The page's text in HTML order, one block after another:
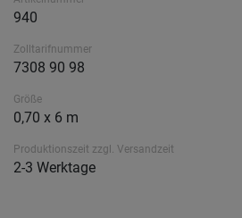
940
Zolltarifnummer
7308 90 98
Größe
0,70 x 6 m
Produktionszeit zzgl. Versandzeit
2-3 Werktage